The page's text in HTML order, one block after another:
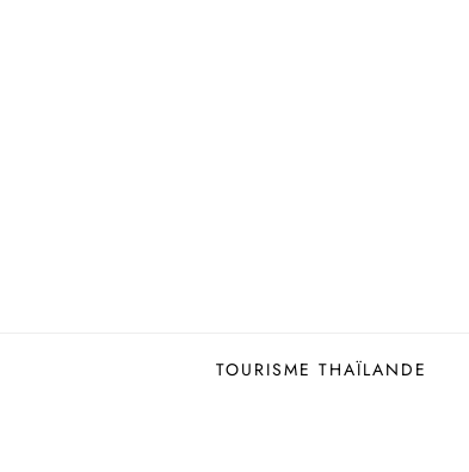
TOURISME THAÏLANDE